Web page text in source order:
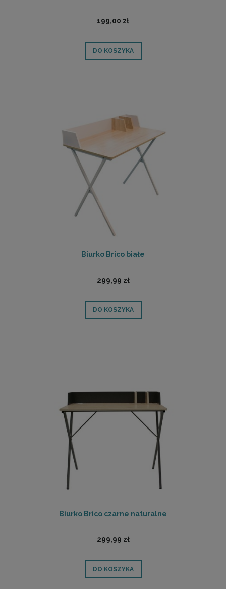
199,00 zł
DO KOSZYKA
Biurko Brico białe
299,99 zł
DO KOSZYKA
Biurko Brico czarne naturalne
299,99 zł
DO KOSZYKA